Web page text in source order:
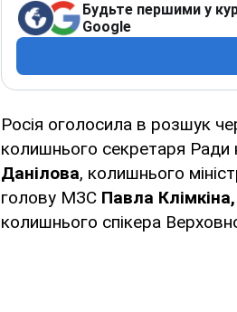
Будьте першими у
Google
Росія оголосила в розшук
колишнього секретаря Ради
Данілова, колишнього
голову МЗС Павла Клімкіна,
колишнього спікера